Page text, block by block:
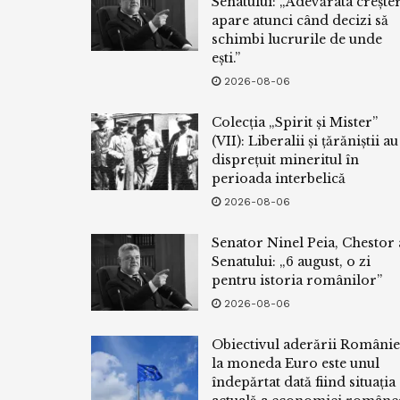
apare atunci când decizi să
schimbi lucrurile de unde
ești.”
2026-08-06
Colecția „Spirit și Mister”
(VII): Liberalii și țărăniștii au
disprețuit mineritul în
perioada interbelică
2026-08-06
Senator Ninel Peia, Chestor
Senatului: „6 august, o zi
pentru istoria românilor”
2026-08-06
Obiectivul aderării
la moneda Euro este unul
îndepărtat dată fiind situația